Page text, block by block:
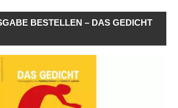
BESTELLEN – DAS GEDICHT